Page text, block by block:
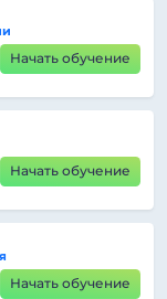
Начать обучение
Начать обучение
Начать обучение